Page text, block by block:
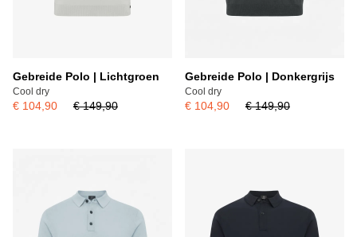
Gebreide Polo | Lichtgroen
Cool dry
€ 104,90 € 149,90
Gebreide Polo | Donkergrijs
Cool dry
€ 104,90 € 149,90